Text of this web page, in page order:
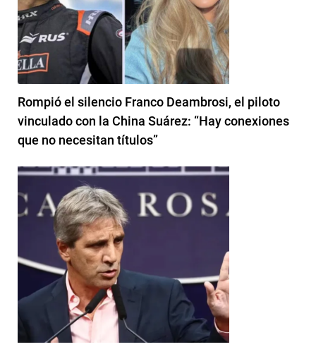
Rompió el silencio Franco Deambrosi, el piloto
vinculado con la China Suárez: “Hay conexiones
que no necesitan títulos”